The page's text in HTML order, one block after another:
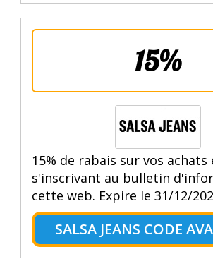
15%
15% de rabais sur vos achats
s'inscrivant au bulletin
cette web. Expire le 31/12/
SALSA JEANS CODE